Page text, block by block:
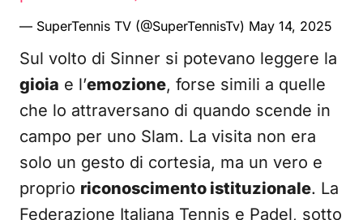
— SuperTennis TV (@SuperTennisTv) May 14, 2025
Sul volto di Sinner si potevano leggere la
gioia e l’emozione, forse simili a quelle
che lo attraversano di quando scende in
campo per uno Slam. La visita non era
solo un gesto di cortesia, ma un vero e
proprio riconoscimento istituzionale. La
Federazione Italiana Tennis e Padel, sotto